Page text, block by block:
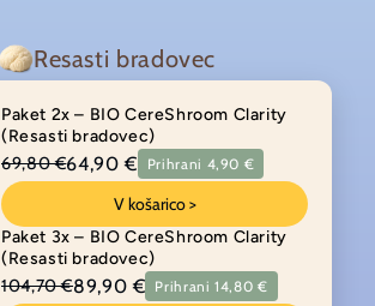
Resasti bradovec
Paket 2x – BIO CereShroom Clarity
(Resasti bradovec)
69,80 €64,90 € Prihrani 4,90 €
V košarico >
Paket 3x – BIO CereShroom Clarity
(Resasti bradovec)
104,70 €89,90 € Prihrani 14,80 €